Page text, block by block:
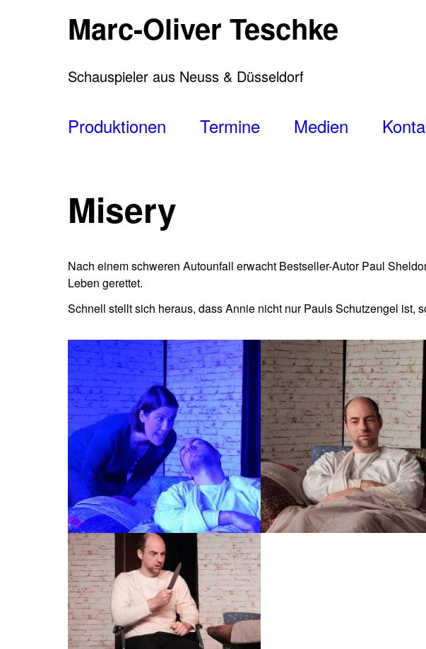
Marc-Oliver Teschke
Schauspieler aus Neuss & Düsseldorf
Produktionen Termine Medien
Misery
Nach einem schweren Autounfall erwacht Bestseller-Autor Paul
Leben gerettet.
Schnell stellt sich heraus, dass Annie nicht nur Pauls Schutzengel ist,